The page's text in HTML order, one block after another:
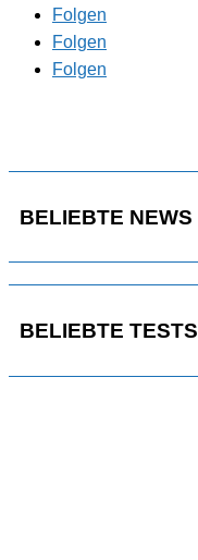
Folgen
Folgen
Folgen
BELIEBTE NEWS
BELIEBTE TESTS